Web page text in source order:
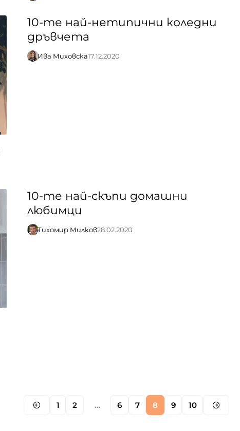
10-те най-нетипични коледни
дръвчета
Ива Миховска17.12.2020
10-те най-скъпи домашни
любимци
Тихомир Милков28.02.2020
1 2 … 6 7 8 9 10